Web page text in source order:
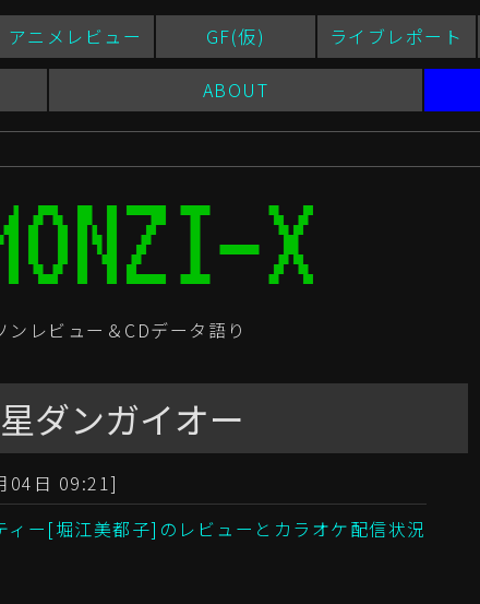
アニメレビュー GF(仮) ライブレポート
ABOUT
ンレビュー＆CDデータ語り
ダンガイオー
04日 09:21]
ィー[堀江美都子]のレビューとカラオケ配信状況